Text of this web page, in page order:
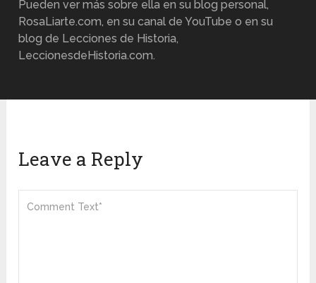
Pueden ver más sobre ella en su blog personal,
RosaLiarte.com, en su canal de YouTube o en su
blog de Lecciones de Historia,
LeccionesdeHistoria.com.
Leave a Reply